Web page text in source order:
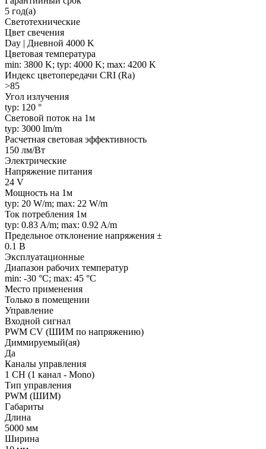
5 год(а)
Светотехнические
Цвет свечения
Day | Дневной 4000 K
Цветовая температура
min: 3800 K; typ: 4000 K; max: 4200 K
Индекс цветопередачи CRI (Ra)
>85
Угол излучения
typ: 120 °
Световой поток на 1м
typ: 3000 lm/m
Расчетная световая эффективность
150 лм/Вт
Электрические
Напряжение питания
24 V
Мощность на 1м
typ: 20 W/m; max: 22 W/m
Ток потребления 1м
typ: 0.83 A/m; max: 0.92 A/m
Предельное отклонение напряжения ±
0.1 В
Эксплуатационные
Диапазон рабочих температур
min: -30 °C; max: 45 °C
Место применения
Только в помещении
Управление
Входной сигнал
PWM СV (ШИМ по напряжению)
Диммируемый(ая)
Да
Каналы управления
1 CH (1 канал - Mono)
Тип управления
PWM (ШИМ)
Габариты
Длина
5000 мм
Ширина